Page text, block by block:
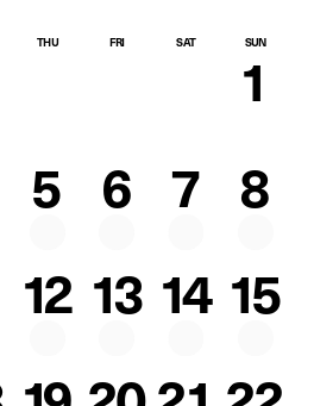
THU FRI SAT SUN
1
5 6 7 8
12 13 14 15